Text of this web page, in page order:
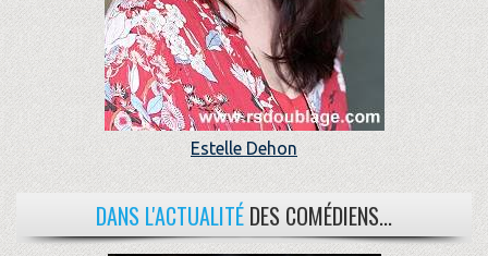
Estelle Dehon
DANS L'ACTUALITÉ DES COMÉDIENS...